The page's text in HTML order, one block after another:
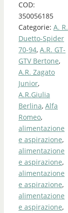
COD:
350056185
Categorie: A. R.
Duetto-Spider
70-94, A.R. GT-
GTV Bertone,
A.R. Zagato
Junior,
A.R.Giulia
Berlina, Alfa
Romeo,
alimentazione
e aspirazione,
alimentazione
e aspirazione,
alimentazione
e aspirazione,
alimentazione
e aspirazione,